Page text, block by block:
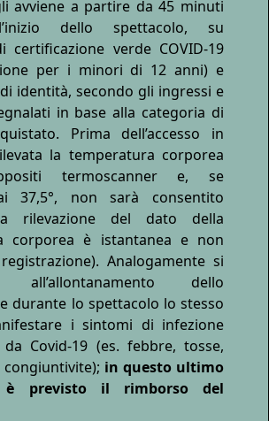
avviene a partire da 45 minuti
dello spettacolo, su
certificazione verde COVID-19
per i minori di 12 anni) e
identità, secondo gli ingressi e
in base alla categoria di
Prima dell’accesso in
la temperatura corporea
termoscanner e, se
37,5°, non sarà consentito
rilevazione del dato della
corporea è istantanea e non
Analogamente si
all’allontanamento dello
durante lo spettacolo lo stesso
i sintomi di infezione
Covid-19 (es. febbre, tosse,
in questo ultimo
previsto il rimborso del